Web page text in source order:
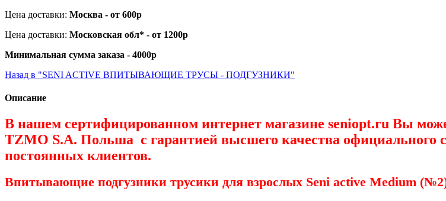
Цена доставки: Москва - от 600р
Цена доставки: Московская обл* - от 1200р
Минимальная сумма заказа - 4000р
Назад в "SENI ACTIVE ВПИТЫВАЮЩИЕ ТРУСЫ - ПОДГУЗНИКИ"
Описание
В нашем сертифицированном интернет магазине seniopt.ru Вы
TZMO S.A. Польша с гарантией высшего качества официального
постоянных клиентов.
Впитывающие подгузники трусики для взрослых Seni active Medium